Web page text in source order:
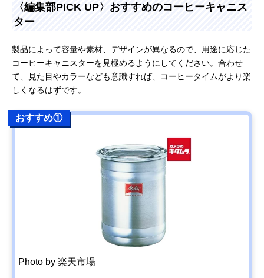
〈編集部PICK UP〉おすすめのコーヒーキャニス
ター
製品によって容量や素材、デザインが異なるので、用途に応じた
コーヒーキャニスターを見極めるようにしてください。合わせ
て、見た目やカラーなども意識すれば、コーヒータイムがより楽
しくなるはずです。
おすすめ①
Photo by 楽天市場